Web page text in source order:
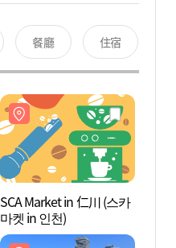
餐廳 住宿
SCA Market in 仁川 (스카
마켓 in 인천)